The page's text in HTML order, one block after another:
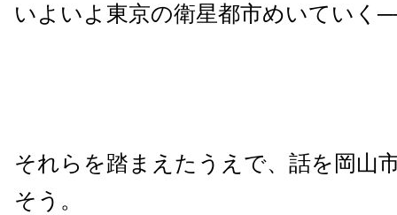
いよいよ東京の衛星都市めいていく
それらを踏まえたうえで、話を岡山
そう。